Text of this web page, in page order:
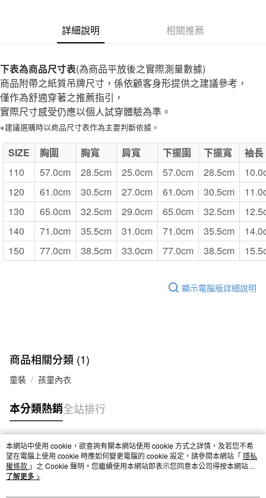
每筆NT$65，滿NT$1,000(含以上)免運費
每筆NT$65，滿NT$1,000(含以上)免運費
付款後7-11取貨
每筆NT$65，滿NT$1,000(含以上)免運費
宅配
每筆NT$150，滿NT$2,000(含以上)免運費
無印良品門市自取
免運費
詳細說明 相關推薦
下表為商品尺寸表(為商品平放後之實際測量數據)
商品附帶之紙質吊牌尺寸，係依顧客身形提供之建議參考，
僅作為舒適穿著之推薦指引，
實際尺寸感受仍應以個人試穿體驗為準。
※建議選購時以商品尺寸表作為主要判斷依據。
SIZE 胸圍 胸寬 肩寬 下擺圍 下擺寬
袖長
110
57.0cm 28.5cm 25.0cm 57.0cm 28.5cm
120
61.0cm 30.5cm 27.0cm 61.0cm 30.5cm
130
65.0cm 32.5cm 29.0cm 65.0cm 32.5cm
140
71.0cm 35.5cm 31.0cm 71.0cm 35.5cm
150
77.0cm 38.5cm 33.0cm 77.0cm 38.5cm
顯示電腦版詳細說明
商品相關分類 (1)
童裝 孩童內衣
本分類熱銷全站排行
熱門標籤
本網站中使用 cookie，欲查詢有關本網站使用 cookie 方式之詳情，及若您不希
望在電腦上使用 cookie 時應如何變更電腦的 cookie 設定，請參閱本網站「 隱私
權條款 」之 Cookie 聲明。您繼續使用本網站即表示您同意本公司得按本網站使
用條款之 Cookie 聲明使用 cookie。
了解更多 >